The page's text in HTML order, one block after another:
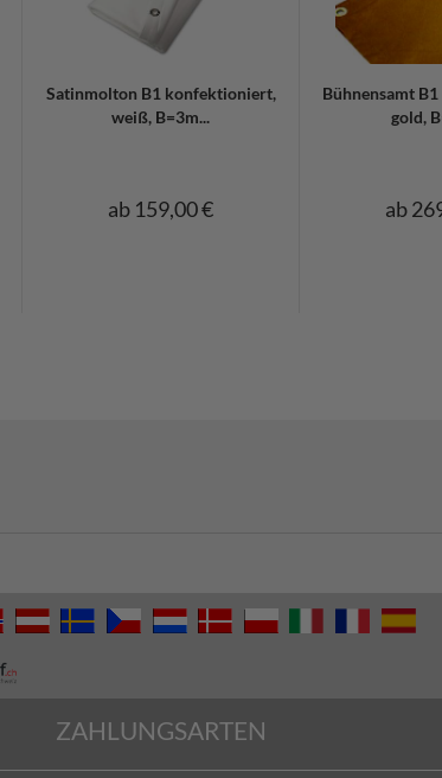
Satinmolton B1 konfektioniert,
weiß, B=3m...
ab 159,00 €
Bühnensamt
gold,
ab
ZAHLUNGSARTEN